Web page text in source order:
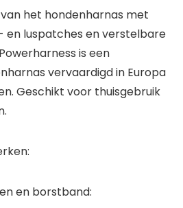
van het hondenharnas met
en luspatches en verstelbare
is een
vervaardigd in Europa
Geschikt voor thuisgebruik
en borstband: